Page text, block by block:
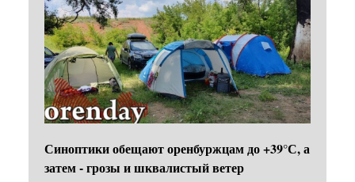
Синоптики обещают оренбуржцам до +39°С, а
затем - грозы и шквалистый ветер